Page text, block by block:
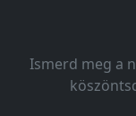
Ismerd meg a